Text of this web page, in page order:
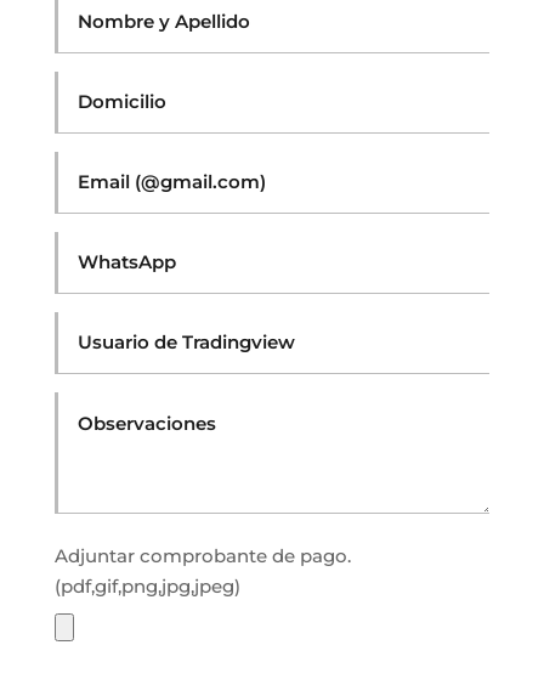
Adjuntar comprobante de pago.
(pdf,gif,png,jpg,jpeg)